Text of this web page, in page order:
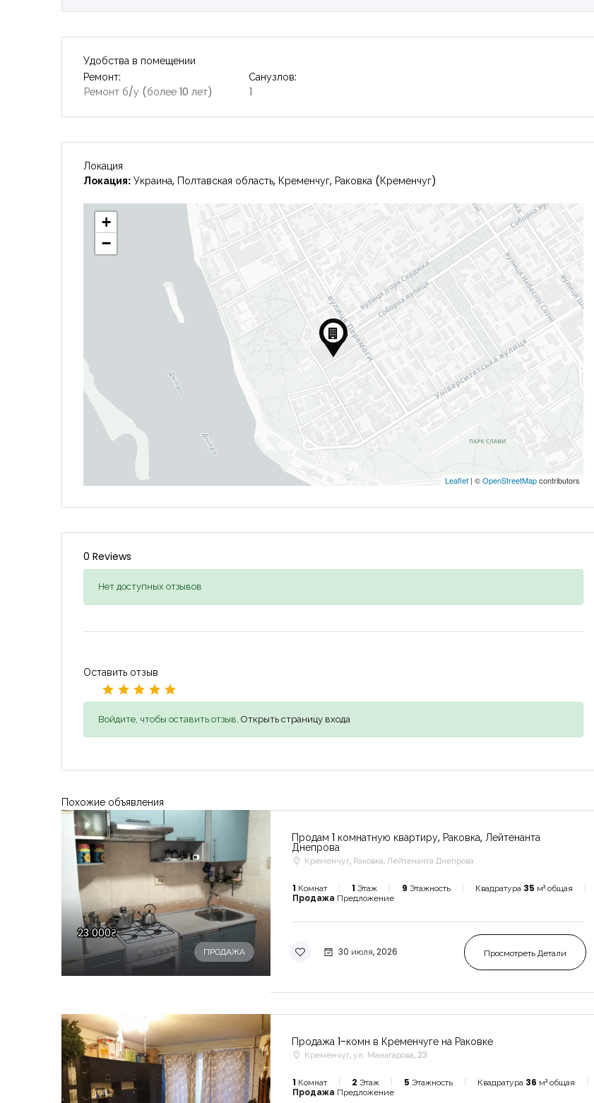
Удобства в помещении
Ремонт:
Ремонт б/у (более 10 лет)
Санузлов:
1
Локация
Локация: Украина, Полтавская область, Кременчуг, Раковка (Кременчуг)
+
−
Leaflet | ©OpenStreetMapcontributors
0 Reviews
Нет доступных отзывов
Оставить отзыв
Войдите, чтобы оставить отзыв, Открыть страницу входа
Похожие объявления
23 000₴
ПРОДАЖА
Продам 1 комнатную квартиру, Раковка, Лейтенанта
Днепрова
Кременчуг, Раковка, Лейтенанта Днепрова
1 Комнат 1 Этаж 9 Этажность Квадратура 35 м² общая
Продажа Предложение
30 июля, 2026 Просмотреть Детали
Продажа 1-комн в Кременчуге на Раковке
Кременчуг, ул. Манагарова, 23
1 Комнат 2 Этаж 5 Этажность Квадратура 36 м² общая
Продажа Предложение
Запомнить Forgot Password?
Войти